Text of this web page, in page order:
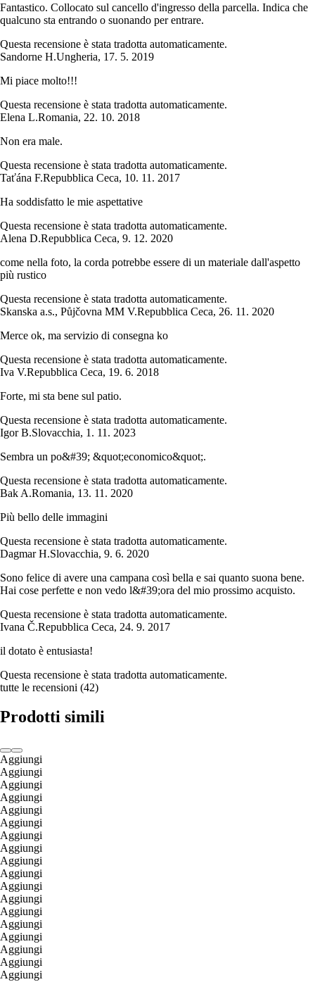
Fantastico. Collocato sul cancello d'ingresso della parcella. Indica che
qualcuno sta entrando o suonando per entrare.
Questa recensione è stata tradotta automaticamente.
Sandorne H.Ungheria, 17. 5. 2019
Mi piace molto!!!
Questa recensione è stata tradotta automaticamente.
Elena L.Romania, 22. 10. 2018
Non era male.
Questa recensione è stata tradotta automaticamente.
Taťána F.Repubblica Ceca, 10. 11. 2017
Ha soddisfatto le mie aspettative
Questa recensione è stata tradotta automaticamente.
Alena D.Repubblica Ceca, 9. 12. 2020
come nella foto, la corda potrebbe essere di un materiale dall'aspetto
più rustico
Questa recensione è stata tradotta automaticamente.
Skanska a.s., Půjčovna MM V.Repubblica Ceca, 26. 11. 2020
Merce ok, ma servizio di consegna ko
Questa recensione è stata tradotta automaticamente.
Iva V.Repubblica Ceca, 19. 6. 2018
Forte, mi sta bene sul patio.
Questa recensione è stata tradotta automaticamente.
Igor B.Slovacchia, 1. 11. 2023
Sembra un po&#39; &quot;economico&quot;.
Questa recensione è stata tradotta automaticamente.
Bak A.Romania, 13. 11. 2020
Più bello delle immagini
Questa recensione è stata tradotta automaticamente.
Dagmar H.Slovacchia, 9. 6. 2020
Sono felice di avere una campana così bella e sai quanto suona bene.
Hai cose perfette e non vedo l&#39;ora del mio prossimo acquisto.
Questa recensione è stata tradotta automaticamente.
Ivana Č.Repubblica Ceca, 24. 9. 2017
il dotato è entusiasta!
Questa recensione è stata tradotta automaticamente.
tutte le recensioni (42)
Prodotti simili
Aggiungi
Aggiungi
Aggiungi
Aggiungi
Aggiungi
Aggiungi
Aggiungi
Aggiungi
Aggiungi
Aggiungi
Aggiungi
Aggiungi
Aggiungi
Aggiungi
Aggiungi
Aggiungi
Aggiungi
Aggiungi